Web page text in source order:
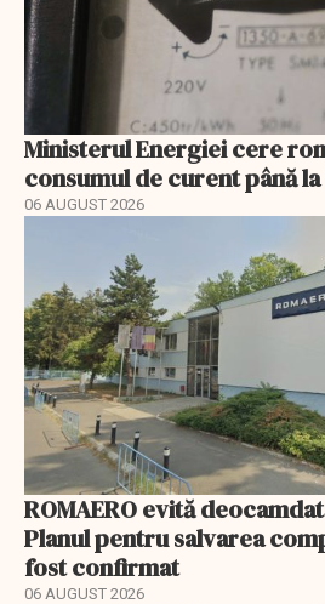
Ministerul Energiei cere
consumul de curent până la
06 AUGUST 2026
ROMAERO evită
Planul pentru salvarea
fost confirmat
06 AUGUST 2026